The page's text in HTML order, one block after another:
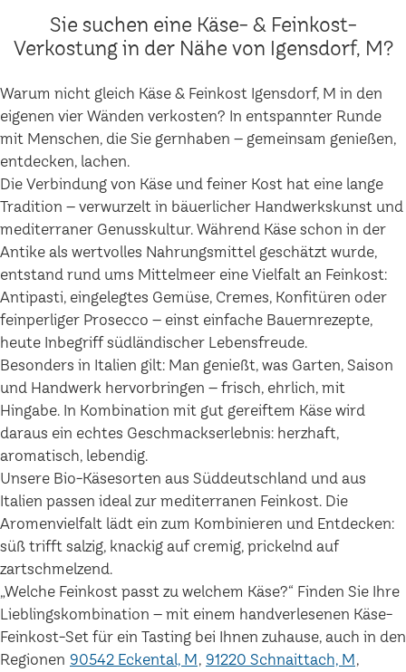
Sie suchen eine Käse- & Feinkost-
Verkostung in der Nähe von Igensdorf, M?
Warum nicht gleich Käse & Feinkost Igensdorf, M in den
eigenen vier Wänden verkosten? In entspannter Runde
mit Menschen, die Sie gernhaben – gemeinsam genießen,
entdecken, lachen.
Die Verbindung von Käse und feiner Kost hat eine lange
Tradition – verwurzelt in bäuerlicher Handwerkskunst und
mediterraner Genusskultur. Während Käse schon in der
Antike als wertvolles Nahrungsmittel geschätzt wurde,
entstand rund ums Mittelmeer eine Vielfalt an Feinkost:
Antipasti, eingelegtes Gemüse, Cremes, Konfitüren oder
feinperliger Prosecco – einst einfache Bauernrezepte,
heute Inbegriff südländischer Lebensfreude.
Besonders in Italien gilt: Man genießt, was Garten, Saison
und Handwerk hervorbringen – frisch, ehrlich, mit
Hingabe. In Kombination mit gut gereiftem Käse wird
daraus ein echtes Geschmackserlebnis: herzhaft,
aromatisch, lebendig.
Unsere Bio-Käsesorten aus Süddeutschland und aus
Italien passen ideal zur mediterranen Feinkost. Die
Aromenvielfalt lädt ein zum Kombinieren und Entdecken:
süß trifft salzig, knackig auf cremig, prickelnd auf
zartschmelzend.
„Welche Feinkost passt zu welchem Käse?“ Finden Sie Ihre
Lieblingskombination – mit einem handverlesenen Käse-
Feinkost-Set für ein Tasting bei Ihnen zuhause, auch in den
Regionen 90542 Eckental, M 91220 Schnaittach, M